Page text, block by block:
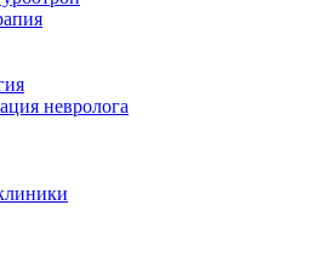
невролога